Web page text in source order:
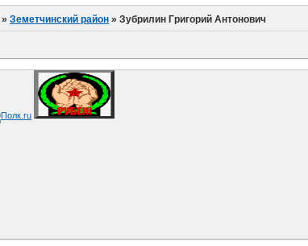
»Земетчинский район »Зубрилин Григорий Антонович